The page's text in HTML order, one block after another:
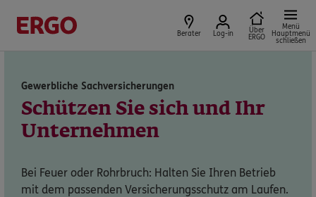
Berater Log-in
Über
ERGO
Menü
Hauptmenü
schließen
Produkte für Geschäftskunden
Sie sind Privatkunde?
Dann bitte hier entlang:
Privatkundenbereich
Gewerbliche Sachversicherungen
Schützen Sie sich und Ihr
Unternehmen
Bei Feuer oder Rohrbruch: Halten Sie Ihren Betrieb
mit dem passenden Versicherungsschutz am Laufen.